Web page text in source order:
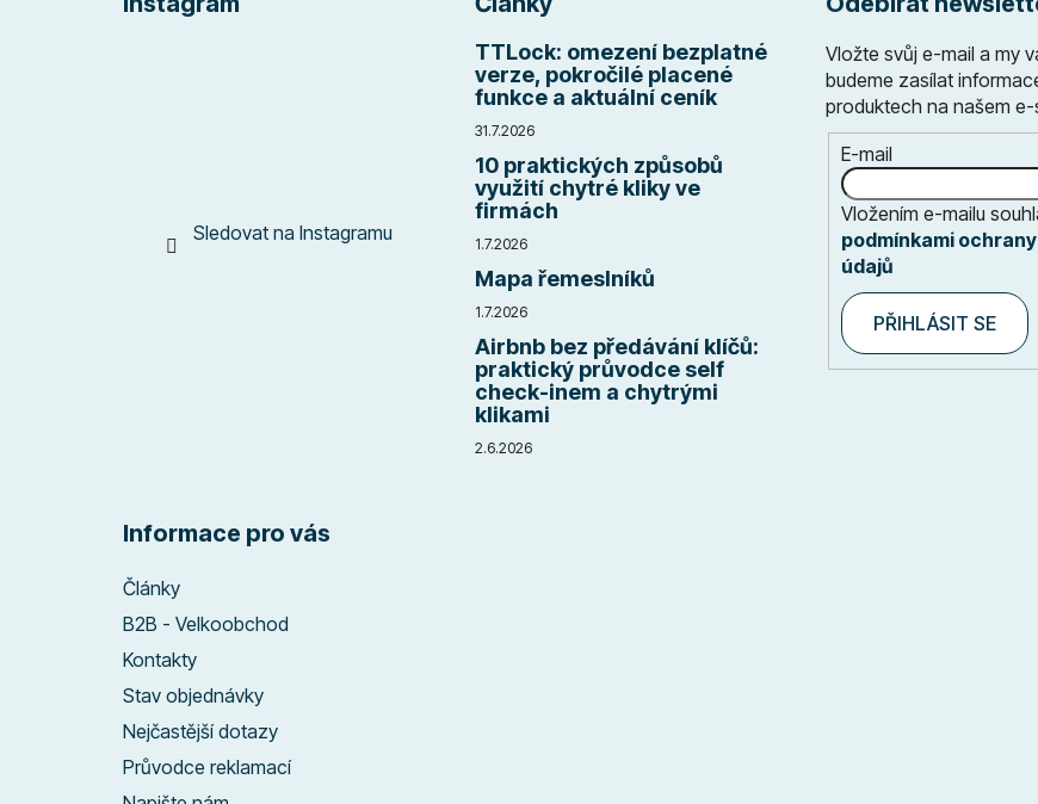
Sledovat na Instagramu
TTLock: omezení bezplatné
verze, pokročilé placené
funkce a aktuální ceník
31.7.2026
10 praktických způsobů
využití chytré kliky ve
firmách
1.7.2026
Mapa řemeslníků
1.7.2026
Airbnb bez předávání klíčů:
praktický průvodce self
check-inem a chytrými
klikami
2.6.2026
Vložte svůj e-mail a my
budeme zasílat
produktech na našem e-
E-mail
Vložením e-mailu
podmínkami
údajů
PŘIHLÁSIT SE
Informace pro vás
Články
B2B - Velkoobchod
Kontakty
Stav objednávky
Nejčastější dotazy
Průvodce reklamací